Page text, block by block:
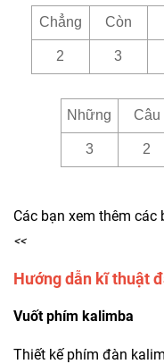
Chẳng Còn
2 3
Những Câu
3 2
Các bạn xem thêm các
<<
Hướng dẫn kĩ thuật
Vuốt phím kalimba
Thiết kế phím đàn